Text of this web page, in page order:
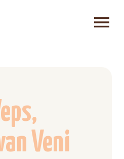
Veni